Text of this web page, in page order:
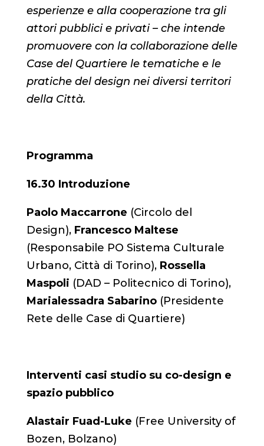
esperienze e alla cooperazione tra gli
attori pubblici e privati – che intende
promuovere con la collaborazione delle
Case del Quartiere le tematiche e le
pratiche del design nei diversi territori
della Città.
Programma
16.30 Introduzione
Paolo Maccarrone (Circolo del
Design), Francesco Maltese
(Responsabile PO Sistema Culturale
Urbano, Città di Torino), Rossella
Maspoli (DAD – Politecnico di Torino),
Marialessadra Sabarino(Presidente
Rete delle Case di Quartiere)
Interventi casi studio su co-design e
spazio pubblico
Alastair Fuad-Luke (Free University of
Bozen, Bolzano)